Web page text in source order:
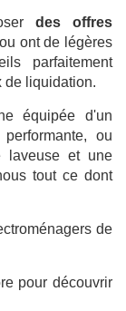
des offres
ont de légères
parfaitement
de liquidation.
équipée d'un
ou
laveuse et une
tout ce dont
de
pour découvrir